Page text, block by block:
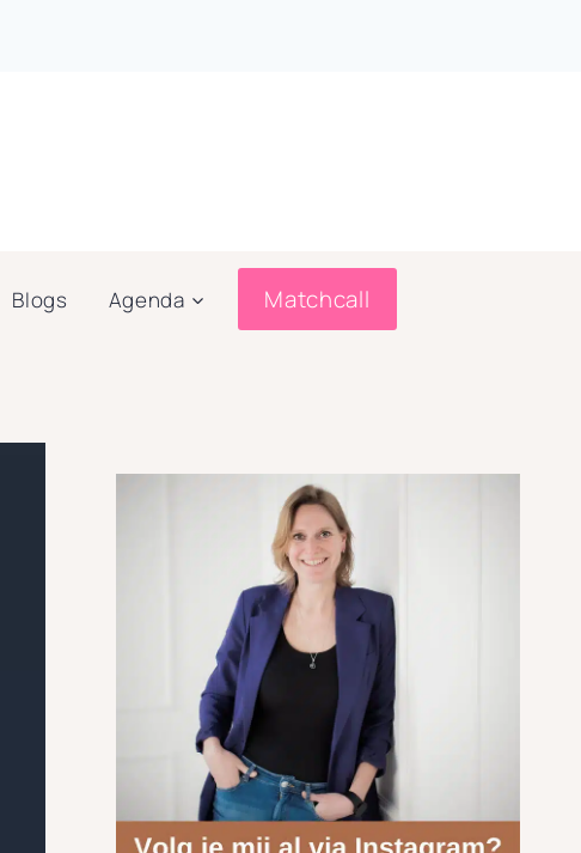
Blogs Agenda Matchcall